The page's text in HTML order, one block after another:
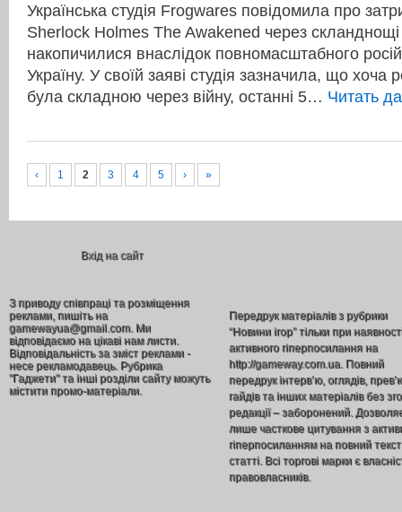
Українська студія Frogwares повідомила про
Sherlock Holmes The Awakened через скланднощі
накопичилися внаслідок повномасштабного
Україну. У своїй заяві студія зазначила, що хоча
була складною через війну, останні 5… Читать
‹ 1 2 3 4 5 › »
Вхід на сайт
З приводу співпраці та розміщення
реклами, пишіть на
gamewayua@gmail.com. Ми
відповідаємо на цікаві нам листи.
Відповідальність за зміст реклами -
несе рекламодавець. Рубрика
"Гаджети" та інші розділи сайту можуть
містити промо-матеріали.
Передрук матеріалів з рубрики
“Новини ігор” тільки при
активного гіперпосилання на
http://gameway.com.ua. Повний
передрук інтерв’ю, оглядів,
гайдів та інших матеріалів без
редакції – заборонений.
лише часткове цитування з
гіперпосиланням на повний текст
статті. Всі торгові марки є
правовласників.